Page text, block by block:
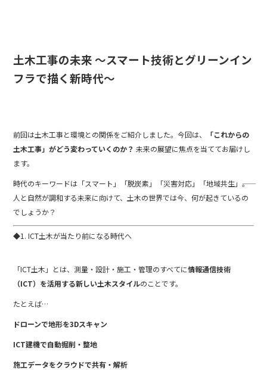
土木工事の未来 〜スマート技術とグリーンイン
フラで描く新時代〜
前回は土木工事と環境との関係をご紹介しました。今回は、
「これからの
土木工事」がどう変わっていくのか？ 未来の展望に焦点を当ててお届けし
ます。
時代のキーワードは「スマート」「脱炭素」「災害対応」「地域共生」――。
人と自然が調和する未来に向けて、土木の世界では今、何が起きているの
でしょうか？
◆1. ICT土木が当たり前になる時代へ
「ICT土木」とは、測量・設計・施工・管理のすべてに情報通信技術
（ICT）を活用する新しい土木スタイルのことです。
たとえば…
ドローンで地形を3Dスキャン
ICT建機で自動掘削・整地
施工データをクラウドで共有・解析